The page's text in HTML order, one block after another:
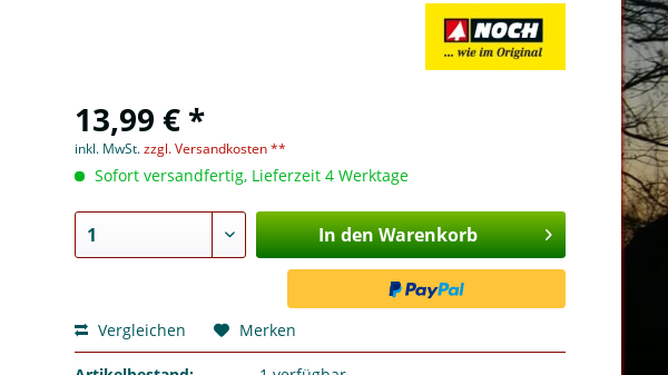
13,99 € *
inkl. MwSt.zzgl. Versandkosten **
Sofort versandfertig, Lieferzeit 4 Werktage
In den Warenkorb
Vergleichen Merken